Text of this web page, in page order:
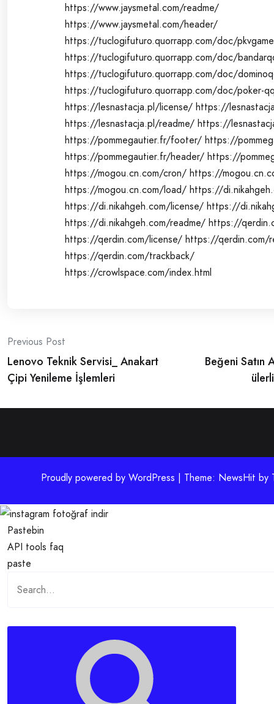
https://www.jaysmetal.com/readme/
https://www.jaysmetal.com/header/
https://tuclogifuturo.quorrapp.com/doc/
https://tuclogifuturo.quorrapp.com/doc/
https://tuclogifuturo.quorrapp.com/doc/
https://tuclogifuturo.quorrapp.com/doc/poker-
https://lesnastacja.pl/license/ https://
https://lesnastacja.pl/readme/ https://
https://pommegautier.fr/footer/ https://
https://pommegautier.fr/header/ https://
https://mogou.cn.com/cron/ https://
https://mogou.cn.com/load/ https://
https://di.nikahgeh.com/license/ https://
https://di.nikahgeh.com/readme/ https://
https://qerdin.com/license/ https://qerdin.com/
https://qerdin.com/trackback/
https://crowlspace.com/index.html
Post
navigation
Previous Post
Lenovo Teknik Servisi_ Anakart
Çipi Yenileme İşlemleri
Beğeni Satın
Proudly powered by WordPress | Theme: NewsHit by
Pastebin
API tools faq
paste